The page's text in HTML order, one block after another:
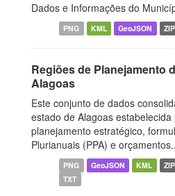
Dados e Informações do
PNG KML GeoJSON ZIP
Regiões de Planejamento
Alagoas
Este conjunto de dados
estado de Alagoas
planejamento estratégico,
Plurianuais (PPA) e
PNG GeoJSON KML ZIP
TXT